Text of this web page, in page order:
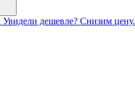
Увидели дешевле? Снизим цену.